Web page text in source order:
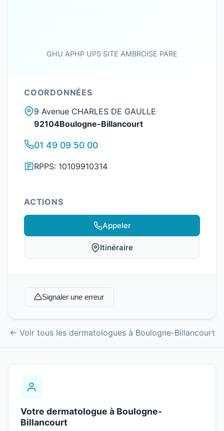
GHU APHP UPS SITE AMBROISE PARE
COORDONNÉES
9 Avenue CHARLES DE GAULLE
92104Boulogne-Billancourt
01 49 09 50 00
RPPS: 10109910314
ACTIONS
Appeler
Itinéraire
Signaler une erreur
← Voir tous les dermatologues à Boulogne-Billancourt
Votre dermatologue à Boulogne-
Billancourt